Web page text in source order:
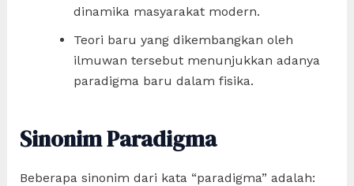
dinamika masyarakat modern.
Teori baru yang dikembangkan oleh
ilmuwan tersebut menunjukkan adanya
paradigma baru dalam fisika.
Sinonim Paradigma
Beberapa sinonim dari kata “paradigma” adalah: